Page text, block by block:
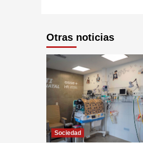
Otras noticias
Sociedad